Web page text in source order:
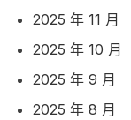
2025 年 11 月
2025 年 10 月
2025 年 9 月
2025 年 8 月